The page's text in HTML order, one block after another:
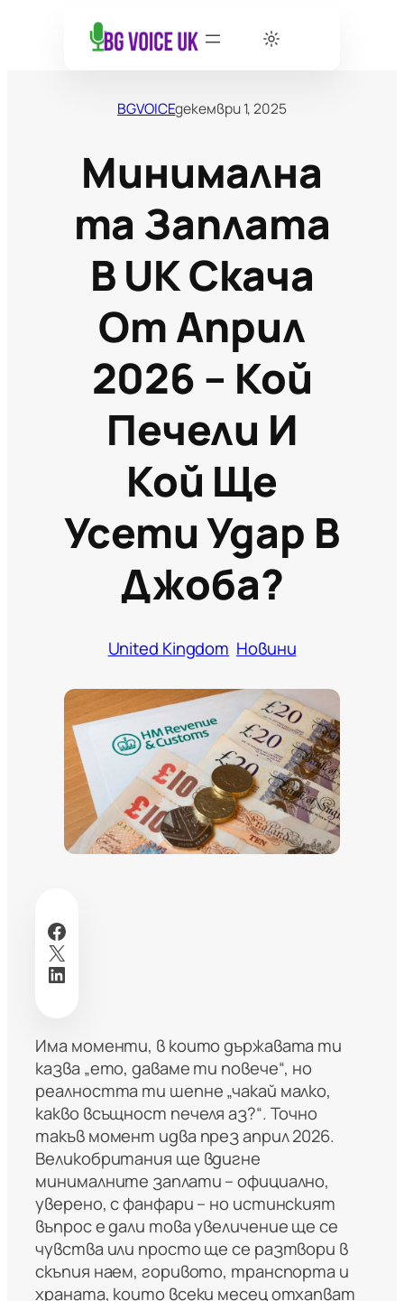
BGVOICEдекември 1, 2025
Минимална
Та Заплата
В UK Скача
От Април
2026 – Кой
Печели И
Кой Ще
Усети Удар В
Джоба?
United Kingdom Новини
Facebook
X
LinkedIn
Има моменти, в които държавата ти
казва „ето, даваме ти повече“, но
реалността ти шепне „чакай малко,
какво всъщност печеля аз?“. Точно
такъв момент идва през април 2026.
Великобритания ще вдигне
минималните заплати – официално,
уверено, с фанфари – но истинският
въпрос е дали това увеличение ще се
чувства или просто ще се разтвори в
скъпия наем, горивото, транспорта и
храната, които всеки месец отхапват